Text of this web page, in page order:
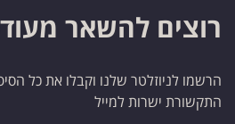
רוצים להשאר
הרשמו לניוזלטר שלנו וקבלו את כל
התקשורת ישרות למייל